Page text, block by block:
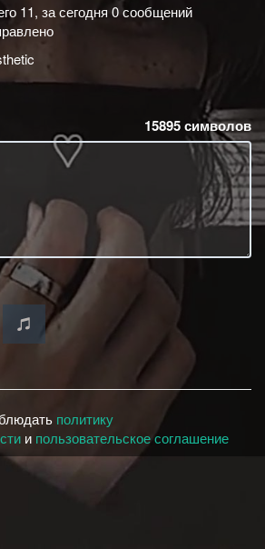
11, за сегодня 0 сообщений
15895символов
политику
и пользовательское соглашение